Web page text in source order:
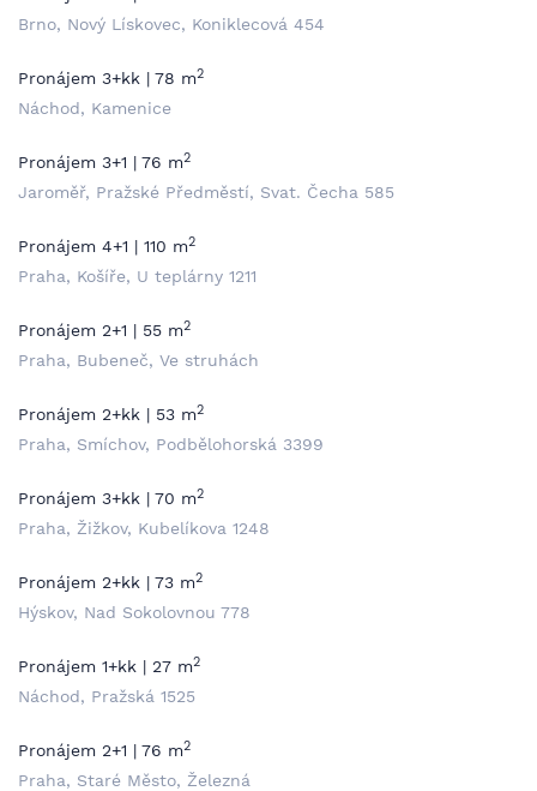
Brno, Nový Lískovec, Koniklecová 454
Pronájem 3+kk | 78 m2
Náchod, Kamenice
Pronájem 3+1 | 76 m2
Jaroměř, Pražské Předměstí, Svat. Čecha 585
Pronájem 4+1 | 110 m2
Praha, Košíře, U teplárny 1211
Pronájem 2+1 | 55 m2
Praha, Bubeneč, Ve struhách
Pronájem 2+kk | 53 m2
Praha, Smíchov, Podbělohorská 3399
Pronájem 3+kk | 70 m2
Praha, Žižkov, Kubelíkova 1248
Pronájem 2+kk | 73 m2
Hýskov, Nad Sokolovnou 778
Pronájem 1+kk | 27 m2
Náchod, Pražská 1525
Pronájem 2+1 | 76 m2
Praha, Staré Město, Železná